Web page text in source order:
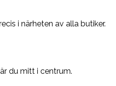
i närheten av alla butiker.
du mitt i centrum.